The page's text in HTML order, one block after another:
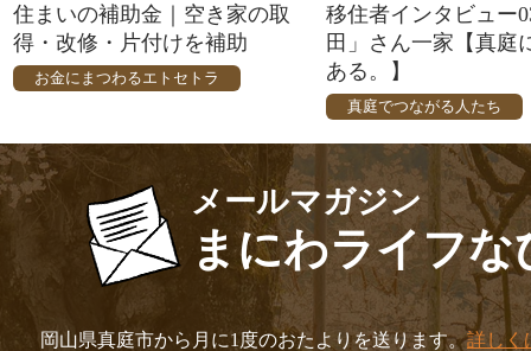
住まいの補助金｜空き家の取
得・改修・片付けを補助
お金にまつわるエトセトラ
移住者インタビュー
田」さん一家【真庭
ある。】
真庭でつながる人たち
メールマガジン
まにわライフな
岡山県真庭市から月に1度のおたよりを送ります。詳しく